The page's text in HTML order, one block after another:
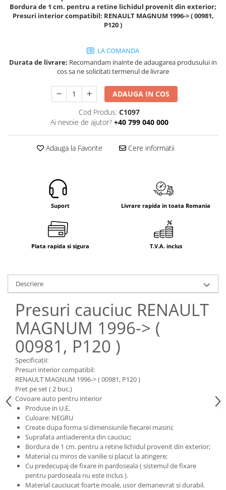
Electrice
Mecanice
Role, bucse si bolturi
Mecanice
Bolturi, role si bucse
Electropompa si motoare electrice
BEHRENS
Burdufe si cilindri
Mecanice
Electrice
Hidraulice
Motoare electrice si pompe
SÖRENSEN
Mecanice
Electrice
Hidraulice
Cilindri hidraulici si burdufe
protectie
Grup electropompa
Bolturi, role si bucsi
MAMMUT LIFT
Bordura de 1 cm. pentru a retine lichidul provenit din exterior;
Presuri interior compatibil: RENAULT MAGNUM 1996-> ( 00981,
P120 )
LA COMANDA
Durata de livrare: Recomandam inainte de adaugarea produsului in
cos sa ne solicitati termenul de livrare
ADAUGA IN COS
Cod Produs: C1097
Ai nevoie de ajutor? +40 799 040 000
Adauga la Favorite Cere informatii
Suport Livrare rapida in toata Romania
Plata rapida si sigura T.V.A. inclus
Descriere
Presuri cauciuc RENAULT
MAGNUM 1996-> (
00981, P120 )
Specificații:
Presuri interior compatibil:
RENAULT MAGNUM 1996-> ( 00981, P120 )
Pret pe set ( 2 buc.)
Covoare auto pentru interior
Produse in U.E.
Culoare: NEGRU
Create dupa forma si dimensiunile fiecarei masini;
Suprafata antiaderenta din cauciuc;
Bordura de 1 cm. pentru a retine lichidul provenit din exterior;
Material cu miros de vanilie si placut la atingere;
Cu predecupaj de fixare in pardoseala ( sistemul de fixare
pentru pardoseala nu este inclus ).
Material cauciucat foarte moale, usor demanevrat si durabil.